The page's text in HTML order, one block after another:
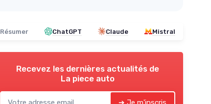
Résumer ChatGPT Claude Mistral
Recevez les dernières actualités de
La piece auto